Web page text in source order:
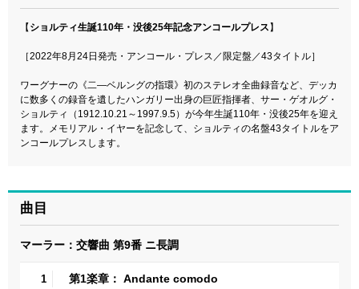
【ショルティ生誕110年・没後25年記念アンコールプレス】
［2022年8月24日発売・アンコール・プレス／限定盤／43タイトル］
ワーグナーの《二―ベルングの指環》初のステレオ全曲録音など、デッカ
に数多くの録音を遺したハンガリー出身の巨匠指揮者、サー・ゲオルグ・
ショルティ（1912.10.21～1997.9.5）が今年生誕110年・没後25年を迎え
ます。メモリアル・イヤーを記念して、ショルティの名盤43タイトルをア
ンコールプレスします。
曲目
マーラー：交響曲 第9番 ニ長調
1 第1楽章： Andante comodo